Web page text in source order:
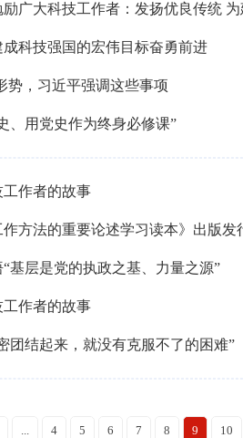
广大科技工作者：发扬优良传统
科技强国的宏伟目标奋勇前进
势，习近平强调这些事项
、用党史作为终身必修课”
作者的故事
作方法的重要论述学习读本》出版发
基层是党的执政之基、力量之源”
作者的故事
团结起来，就没有克服不了的困难”
... 4 5 6 7 8 9 10